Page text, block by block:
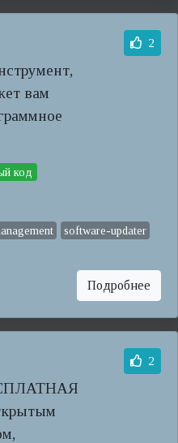
вам
2
код
software-updater
Подробнее
2